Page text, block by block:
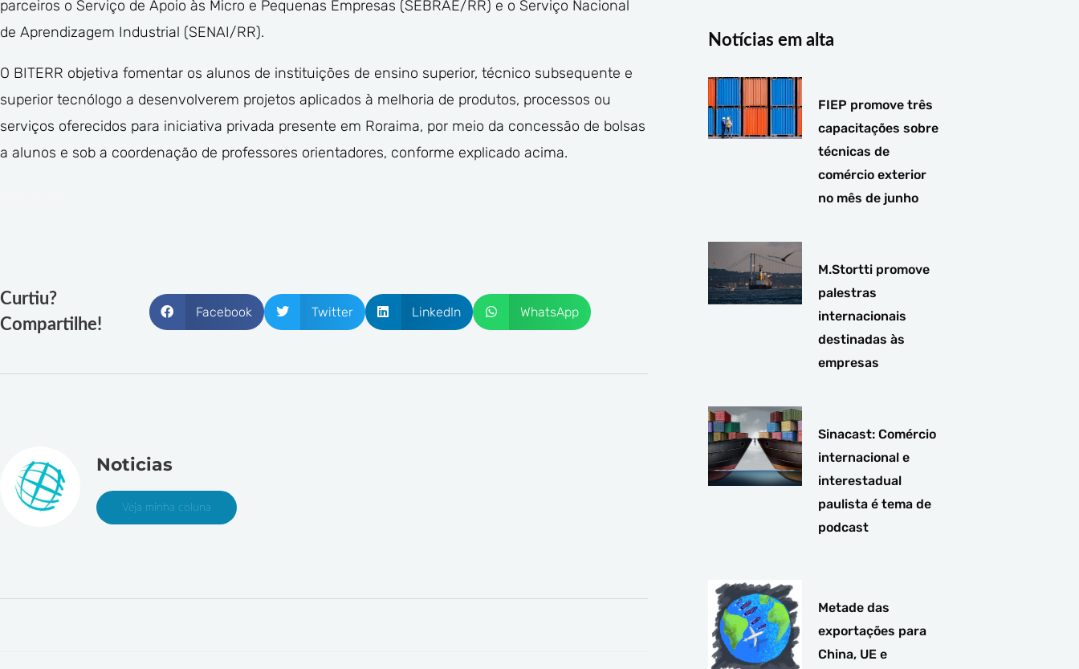
parceiros o Serviço de Apoio às Micro e Pequenas Empresas (SEBRAE/RR) e o Serviço Nacional
de Aprendizagem Industrial (SENAI/RR).
O BITERR objetiva fomentar os alunos de instituições de ensino superior, técnico subsequente e
superior tecnólogo a desenvolverem projetos aplicados à melhoria de produtos, processos ou
serviços oferecidos para iniciativa privada presente em Roraima, por meio da concessão de bolsas
a alunos e sob a coordenação de professores orientadores, conforme explicado acima.
Curtiu?
Compartilhe!
Facebook Twitter LinkedIn WhatsApp
Noticias
Veja minha coluna
m
-
-
Notícias em alta
FIEP promove três
capacitações sobre
técnicas de
comércio exterior
no mês de junho
M.Stortti promove
palestras
internacionais
destinadas às
empresas
Sinacast: Comércio
internacional e
interestadual
paulista é tema de
podcast
Metade das
exportações para
China, UE e